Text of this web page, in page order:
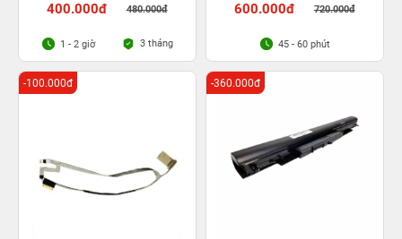
400.000đ 480.000đ
1 - 2 giờ 3 tháng
600.000đ 720.000đ
45 - 60 phút
-100.000đ -360.000đ